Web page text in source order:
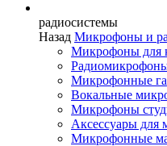
радиосистемы
Назад Микрофоны и
Микрофоны для
Микрофонные
Вокальные
Микрофоны
Аксессуары для
Микрофонные